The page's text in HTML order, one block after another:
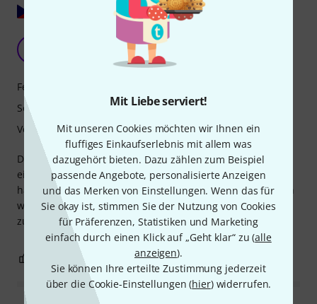
Mit Liebe serviert!
Mit unseren Cookies möchten wir Ihnen ein
fluffiges Einkaufserlebnis mit allem was
dazugehört bieten. Dazu zählen zum Beispiel
passende Angebote, personalisierte Anzeigen
und das Merken von Einstellungen. Wenn das für
Sie okay ist, stimmen Sie der Nutzung von Cookies
für Präferenzen, Statistiken und Marketing
einfach durch einen Klick auf „Geht klar“ zu (alle
anzeigen).
Sie können Ihre erteilte Zustimmung jederzeit
über die Cookie-Einstellungen (hier) widerrufen.
Original zeigen
Pepek Vyskoc 27.12.2025
Die Gitarre kam in absolut perfektem Zustand und perfekt
eingestellt an. Ich war mir bei der Farbwahl unsicher und
habe mich schließlich für Erntegrün entschieden. Es ist ein
wunderschönes, sattes Metallic-Grün. Ich bin rundum
zufrieden.
Features
Sound
Verarbeitung
0 BEWERTUNG MELDEN